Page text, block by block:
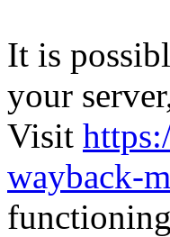
It is
your
Visit
wayback-